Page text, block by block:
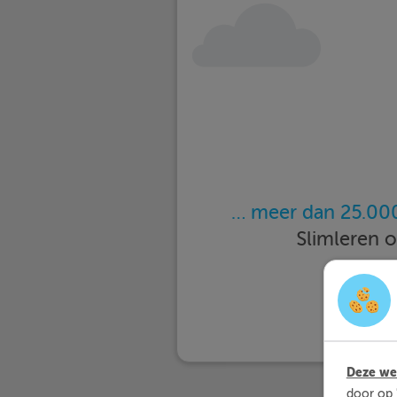
… meer dan
Slimleren
Deze
door op